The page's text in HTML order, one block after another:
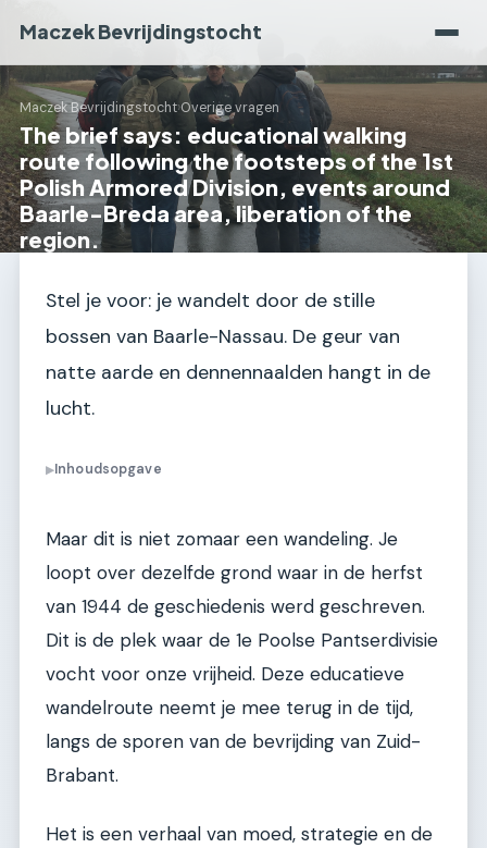
Maczek Bevrijdingstocht
Maczek Bevrijdingstocht›Overige vragen
The brief says: educational walking
route following the footsteps of the 1st
Polish Armored Division, events around
Baarle-Breda area, liberation of the
region.
Stel je voor: je wandelt door de stille
bossen van Baarle-Nassau. De geur van
natte aarde en dennennaalden hangt in de
lucht.
▶Inhoudsopgave
Maar dit is niet zomaar een wandeling. Je
loopt over dezelfde grond waar in de herfst
van 1944 de geschiedenis werd geschreven.
Dit is de plek waar de 1e Poolse Pantserdivisie
vocht voor onze vrijheid. Deze educatieve
wandelroute neemt je mee terug in de tijd,
langs de sporen van de bevrijding van Zuid-
Brabant.
Het is een verhaal van moed, strategie en de